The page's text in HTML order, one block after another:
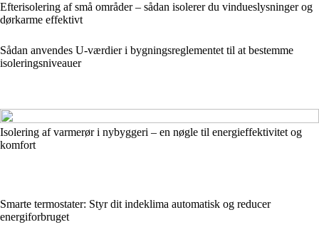
Efterisolering af små områder – sådan isolerer du vindueslysninger og
dørkarme effektivt
Sådan anvendes U-værdier i bygningsreglementet til at bestemme
isoleringsniveauer
Isolering af varmerør i nybyggeri – en nøgle til energieffektivitet og
komfort
Smarte termostater: Styr dit indeklima automatisk og reducer
energiforbruget